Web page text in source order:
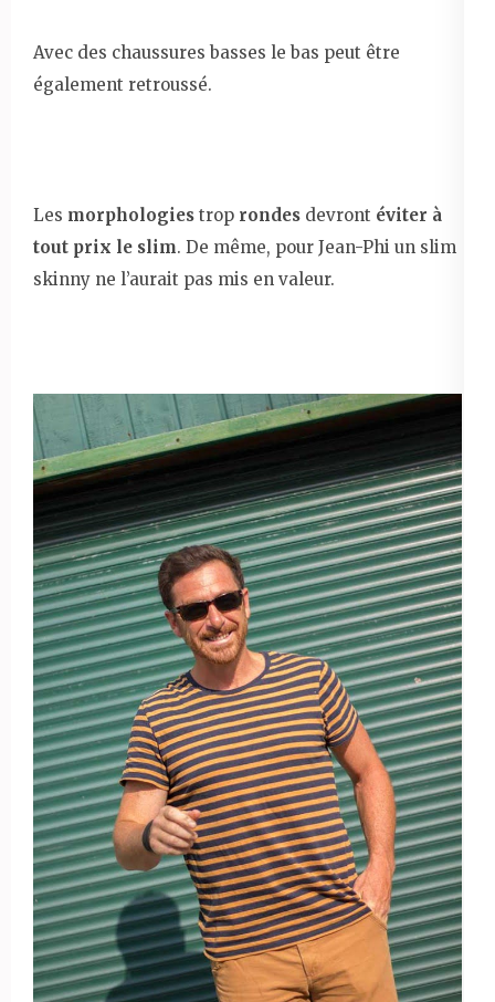
Avec des chaussures basses le bas peut être
également retroussé.
Les morphologies trop rondes devront éviter à
tout prix le slim. De même, pour Jean-Phi un slim
skinny ne l’aurait pas mis en valeur.